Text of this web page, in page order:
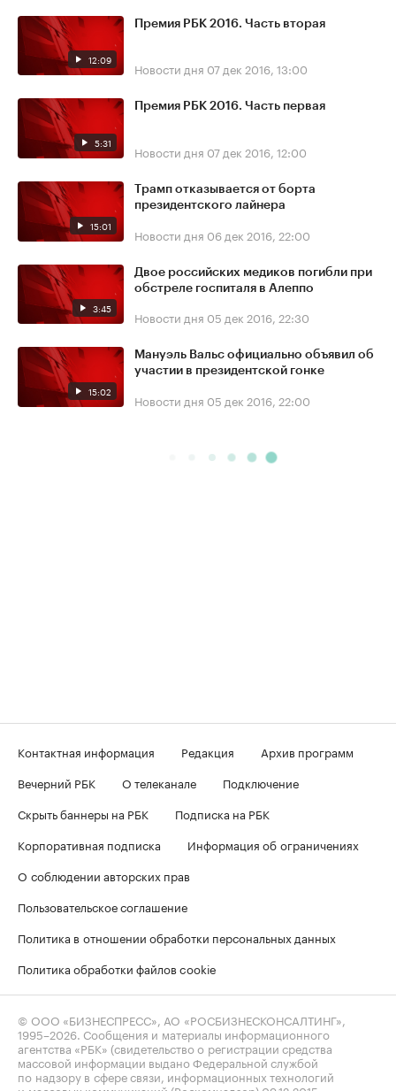
12:09
Премия РБК 2016. Часть вторая
Новости дня 07 дек 2016, 13:00
5:31
Премия РБК 2016. Часть первая
Новости дня 07 дек 2016, 12:00
15:01
Трамп отказывается от борта
президентского лайнера
Новости дня 06 дек 2016, 22:00
3:45
Двое российских медиков погибли при
обстреле госпиталя в Алеппо
Новости дня 05 дек 2016, 22:30
15:02
Мануэль Вальс официально объявил об
участии в президентской гонке
Новости дня 05 дек 2016, 22:00
Контактная информация Редакция
Архив программ
Вечерний РБК
О телеканале
Подключение
Скрыть баннеры на РБК
Подписка на РБК
Корпоративная подписка
Информация об ограничениях
О соблюдении авторских прав
Пользовательское соглашение
Политика в отношении обработки персональных данных
Политика обработки файлов cookie
© ООО «БИЗНЕСПРЕСС», АО «РОСБИЗНЕСКОНСАЛТИНГ»,
1995–2026. Сообщения и материалы информационного
агентства «РБК» (свидетельство о регистрации средства
массовой информации выдано Федеральной службой
по надзору в сфере связи, информационных технологий